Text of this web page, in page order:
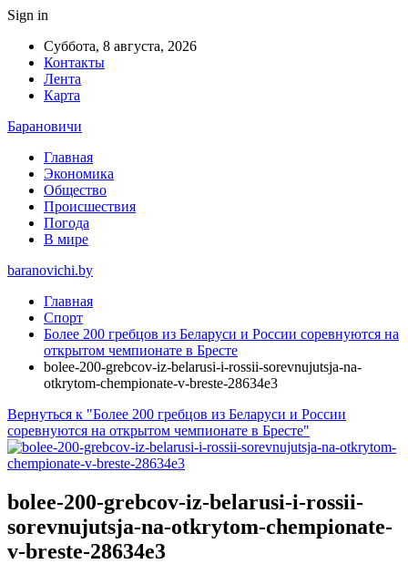
Sign in
Суббота, 8 августа, 2026
Контакты
Лента
Карта
Барановичи
Главная
Экономика
Общество
Происшествия
Погода
В мире
baranovichi.by
Главная
Спорт
Более 200 гребцов из Беларуси и России соревнуются на
открытом чемпионате в Бресте
bolee-200-grebcov-iz-belarusi-i-rossii-sorevnujutsja-na-
otkrytom-chempionate-v-breste-28634e3
Вернуться к "Более 200 гребцов из Беларуси и России
соревнуются на открытом чемпионате в Бресте"
bolee-200-grebcov-iz-belarusi-i-rossii-
sorevnujutsja-na-otkrytom-chempionate-
v-breste-28634e3